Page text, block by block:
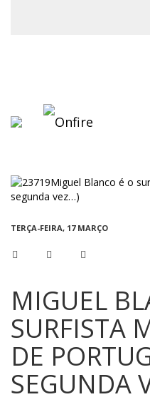
TERÇA-FEIRA, 17 MARÇO
MIGUEL
SURFISTA
DE
SEGUNDA